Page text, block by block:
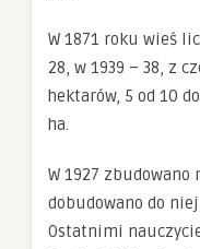
W 1871 roku wieś
28, w 1939 – 38, z
hektarów, 5 od 10
ha.
W 1927 zbudowano
dobudowano do
Ostatnimi